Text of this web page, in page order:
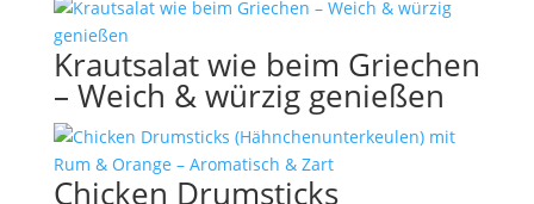
Krautsalat wie beim Griechen
– Weich & würzig genießen
Chicken Drumsticks